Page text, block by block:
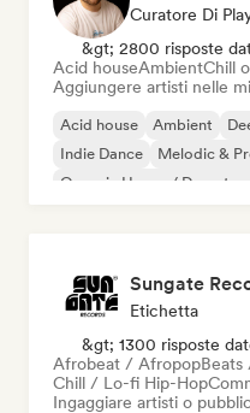
Curatore Di
&gt; 2800 risposte
Acid houseAmbientChill
Aggiungere artisti nelle
Acid house Ambient
Indie Dance
Melodic &
Organic House /
Sungate
Etichetta
&gt; 1300 risposte
Afrobeat / Afropop
Chill / Lo-fi Hip-Hop
Ingaggiare artisti o